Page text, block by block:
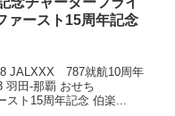
ァースト15周年記念
JALXXX 787就航10周年
羽田-那覇 おせち
スト15周年記念 伯楽...